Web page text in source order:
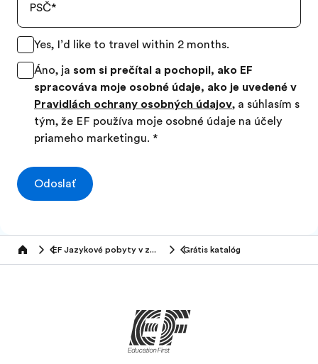
PSČ*
Yes, I’d like to travel within 2 months.
Áno, ja som si prečítal a pochopil, ako EF
spracováva moje osobné údaje, ako je uvedené v
Pravidlách ochrany osobných údajov, a súhlasím s
tým, že EF používa moje osobné údaje na účely
priameho marketingu. *
Odoslať
Home EF Jazykové pobyty v zahraničí (50+ rokov) Grátis katalóg